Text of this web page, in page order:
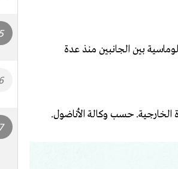
بين الجانبين منذ عدة
الخارجية. حسب وكالة الأناضول.